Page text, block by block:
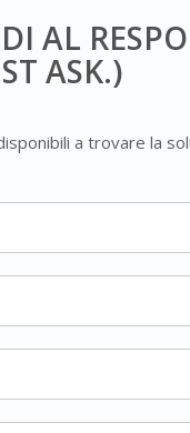
AL
ASK.)
a trovare la